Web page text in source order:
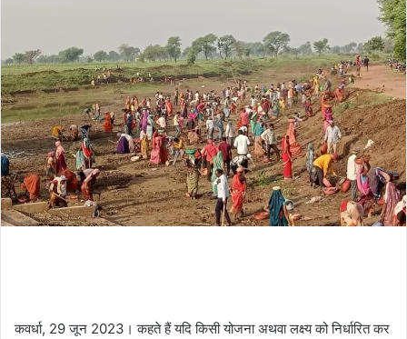
कवर्धा, 29 जून 2023। कहते हैं यदि किसी योजना अथवा लक्ष्य को निर्धारित कर